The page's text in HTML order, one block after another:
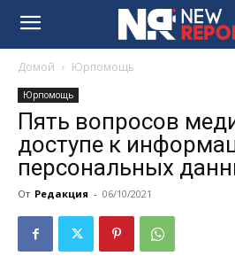
Домой Юрпомощь
Юрпомощь
Пять вопросов
доступе к
персональных
От Редакция - 06/10/2021